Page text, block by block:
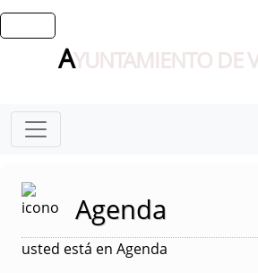
AYUNTAMIENTO DE
Agenda
usted está en Agenda